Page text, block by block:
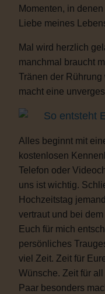
Momenten, in
Liebe meines
Mal wird herzlich
manchmal braucht
Tränen der
macht eine
So entsteht
Alles beginnt mit
kostenlosen
Telefon oder
uns ist wichtig.
Hochzeitstag
vertraut und bei
Euch für mich
persönliches
viel Zeit. Zeit für
Wünsche. Zeit für
Paar besonders